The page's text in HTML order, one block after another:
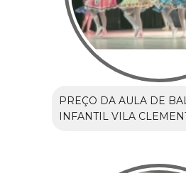
PREÇO DA AULA DE
INFANTIL VILA